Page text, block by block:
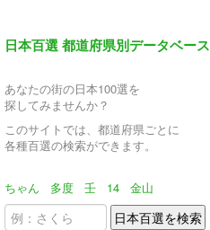
日本百選 都道府県別データベース
あなたの街の日本100選を
探してみませんか？
このサイトでは、都道府県ごとに
各種百選の検索ができます。
ちゃん 多度 壬 14 金山